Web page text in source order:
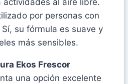
actividades al aire libre.
por personas con
su fórmula es suave y
más sensibles.
Ekos Frescor
una opción excelente